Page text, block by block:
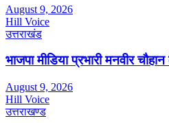
August 9, 2026
Hill Voice
उत्तराखंड
भाजपा मीडिया प्रभारी मनवीर
August 9, 2026
Hill Voice
उत्तराखण्ड